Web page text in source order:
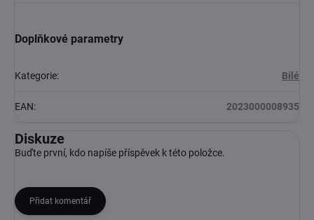
Doplňkové parametry
Kategorie: Bílé
EAN: 2023000008935
Diskuze
Buďte první, kdo napíše příspěvek k této položce.
Přidat komentář